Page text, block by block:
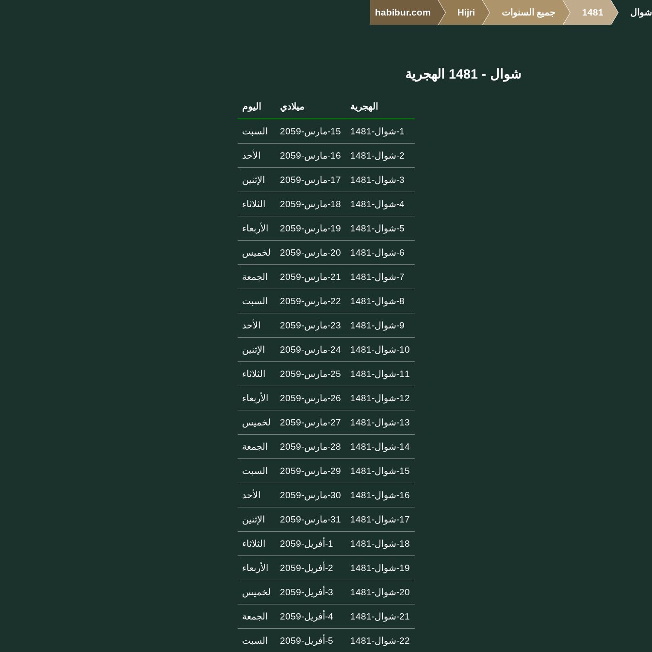
habibur.com Hijri جميع السنوات 1481 شوال
شوال - 1481 الهجرية
الهجرية ميلادي اليوم
1-شوال-1481 15-مارس-2059 السبت
2-شوال-1481 16-مارس-2059 الأحد
3-شوال-1481 17-مارس-2059 الإثنين
4-شوال-1481 18-مارس-2059 الثلاثاء
5-شوال-1481 19-مارس-2059 الأربعاء
6-شوال-1481 20-مارس-2059 لخميس
7-شوال-1481 21-مارس-2059 الجمعة
8-شوال-1481 22-مارس-2059 السبت
9-شوال-1481 23-مارس-2059 الأحد
10-شوال-1481 24-مارس-2059 الإثنين
11-شوال-1481 25-مارس-2059 الثلاثاء
12-شوال-1481 26-مارس-2059 الأربعاء
13-شوال-1481 27-مارس-2059 لخميس
14-شوال-1481 28-مارس-2059 الجمعة
15-شوال-1481 29-مارس-2059 السبت
16-شوال-1481 30-مارس-2059 الأحد
17-شوال-1481 31-مارس-2059 الإثنين
18-شوال-1481 1-أفريل-2059 الثلاثاء
19-شوال-1481 2-أفريل-2059 الأربعاء
20-شوال-1481 3-أفريل-2059 لخميس
21-شوال-1481 4-أفريل-2059 الجمعة
22-شوال-1481 5-أفريل-2059 السبت